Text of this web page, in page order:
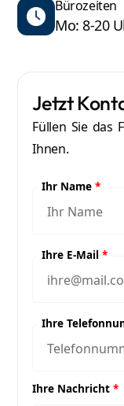
Bürozeiten
Mo: 8-20
Jetzt
Füllen Sie das
Ihnen.
Ihr Name*
Ihre E-Mail*
Ihre
Ihre Nachricht*